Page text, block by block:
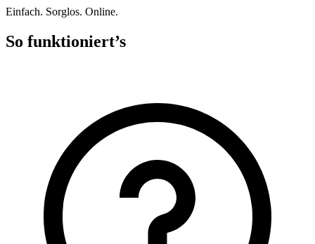
Einfach. Sorglos. Online.
So funktioniert’s